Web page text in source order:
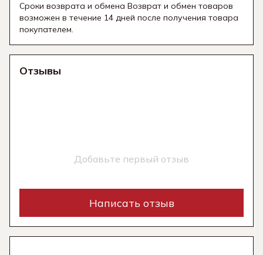
Сроки возврата и обмена Возврат и обмен товаров
возможен в течение 14 дней после получения товара
покупателем.
Отзывы
Добавьте первый отзыв
Написать отзыв